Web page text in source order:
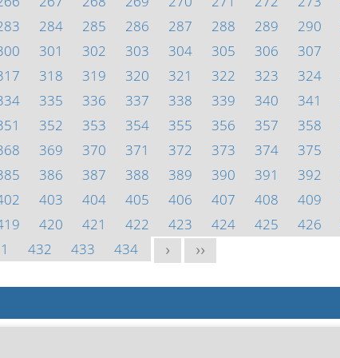
284 285 286 287 288 289 290
301 302 303 304 305 306 307
318 319 320 321 322 323 324
335 336 337 338 339 340 341
352 353 354 355 356 357 358
369 370 371 372 373 374 375
386 387 388 389 390 391 392
403 404 405 406 407 408 409
420 421 422 423 424 425 426
432 433 434 > >>